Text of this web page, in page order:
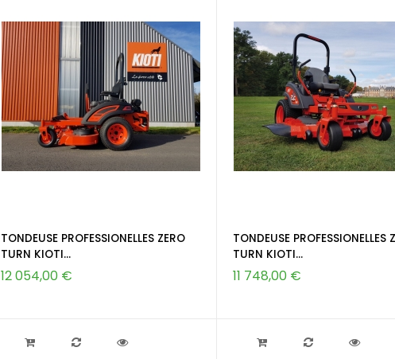
TONDEUSE PROFESSIONELLES ZERO
TURN KIOTI...
12 054,00 €
TONDEUSE PROFESSIONELLES
TURN KIOTI...
11 748,00 €